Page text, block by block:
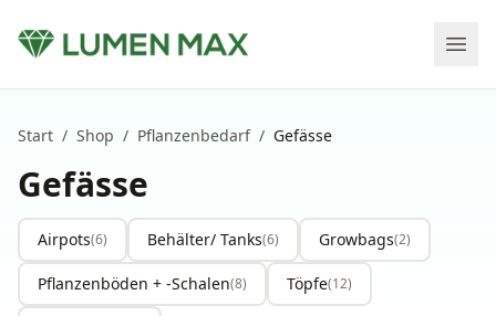
Start / Shop / Pflanzenbedarf / Gefässe
Gefässe
Airpots(6) Behälter/ Tanks(6) Growbags(2)
Pflanzenböden + -Schalen(8) Töpfe(12)